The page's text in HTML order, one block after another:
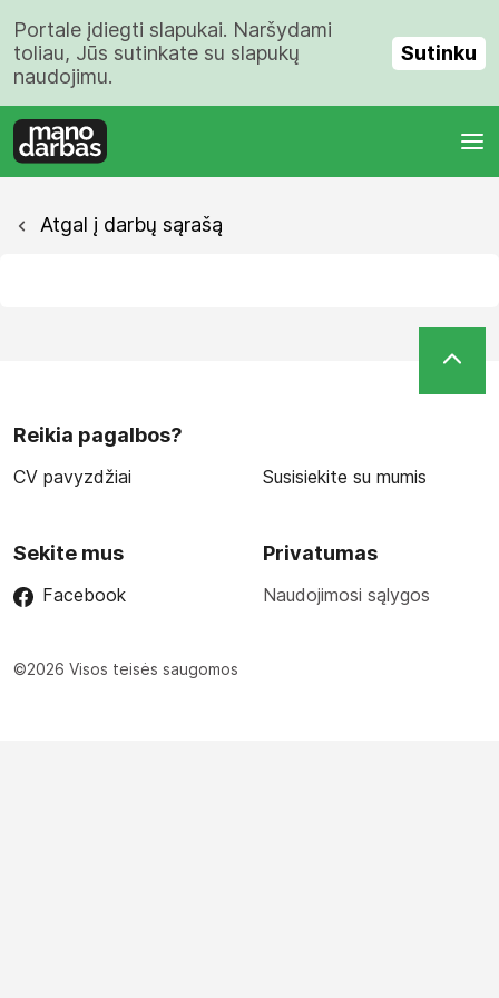
Portale įdiegti slapukai. Naršydami
toliau, Jūs sutinkate su slapukų
naudojimu.
Sutinku
Atgal į darbų sąrašą
Reikia pagalbos?
CV pavyzdžiai Susisiekite su mumis
Sekite mus
Facebook
Privatumas
Naudojimosi sąlygos
©2026 Visos teisės saugomos